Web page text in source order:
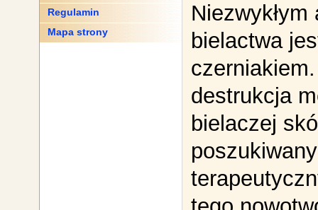
Regulamin
Mapa strony
bielactwa
destrukcja
bielaczej